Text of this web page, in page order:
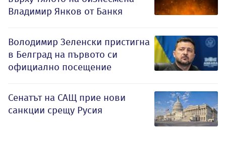
Владимир Янков от Банкя
Володимир Зеленски пристигна
в Белград на първото си
официално посещение
Сенатът на САЩ прие нови
санкции срещу Русия